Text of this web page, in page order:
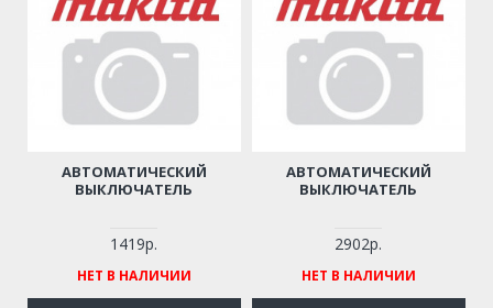
АВТОМАТИЧЕСКИЙ
ВЫКЛЮЧАТЕЛЬ
1419р.
НЕТ В НАЛИЧИИ
АВТОМАТИЧЕСКИЙ
ВЫКЛЮЧАТЕЛЬ
2902р.
НЕТ В НАЛИЧИИ